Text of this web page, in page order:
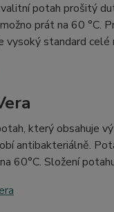
potah prošitý
prát na 60 °C.
vysoký standard celé
který obsahuje
antibakteriálně.
60°C. Složení